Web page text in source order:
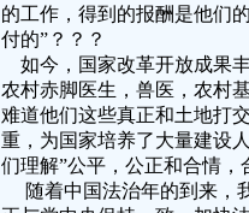
的工作，得到的报酬是他们
付的”？？？
如今，国家改革开放成果
农村赤脚医生，兽医，农村
难道他们这些真正和土地打
重，为国家培养了大量建设
们理解”公平，公正和合情，
随着中国法治年的到来，